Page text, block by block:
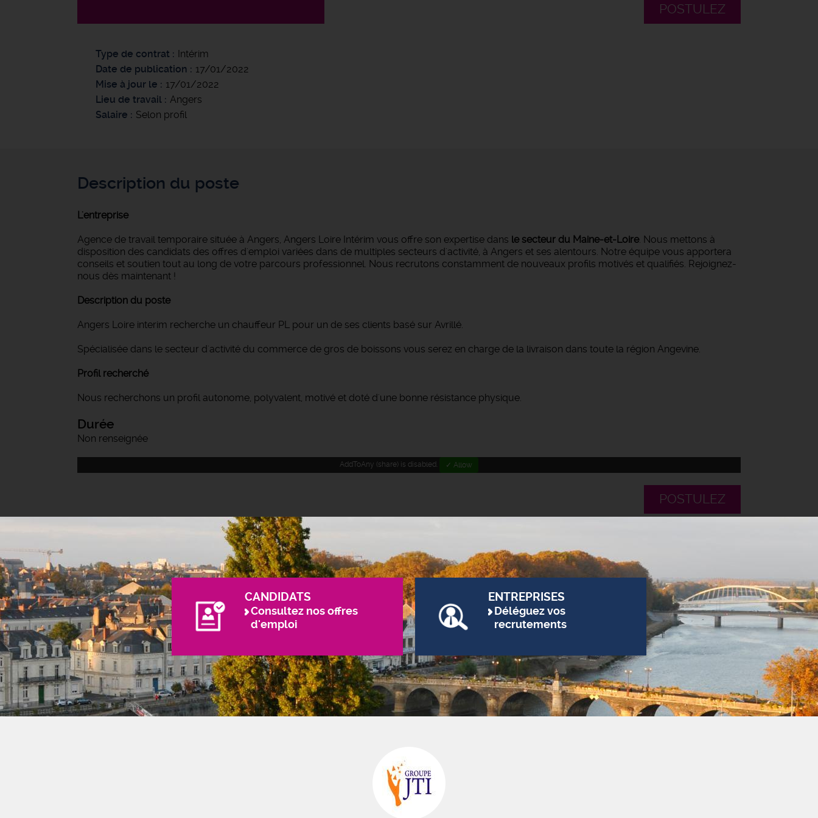
POSTULEZ
Type de contrat
Intérim
Date de publication
17/01/2022
Mise à jour le
17/01/2022
Lieu de travail
Angers
Salaire
Selon profil
Description du poste
L'entreprise
Agence de travail temporaire située à Angers, Angers Loire Intérim vous offre son expertise dans le secteur du Maine-et-Loire. Nous mettons à
disposition des candidats des offres d'emploi variées dans de multiples secteurs d'activité, à Angers et ses alentours. Notre équipe vous apportera
conseils et soutien tout au long de votre parcours professionnel. Nous recrutons constamment de nouveaux profils motivés et qualifiés. Rejoignez-
nous dès maintenant !
Description du poste
Angers Loire interim recherche un chauffeur PL pour un de ses clients basé sur Avrillé.
Spécialisée dans le secteur d'activité du commerce de gros de boissons vous serez en charge de la livraison dans toute la région Angevine.
Profil recherché
Nous recherchons un profil autonome, polyvalent, motivé et doté d'une bonne résistance physique.
Durée
Non renseignée
AddToAny (share) is disabled. ✓ Allow
POSTULEZ
CANDIDATS
Consultez nos offres
d'emploi
ENTREPRISES
Déléguez vos
recrutements